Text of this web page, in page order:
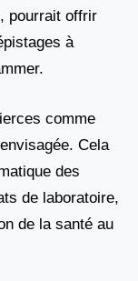
pourrait offrir
à
comme
Cela
des
de laboratoire,
de la santé au